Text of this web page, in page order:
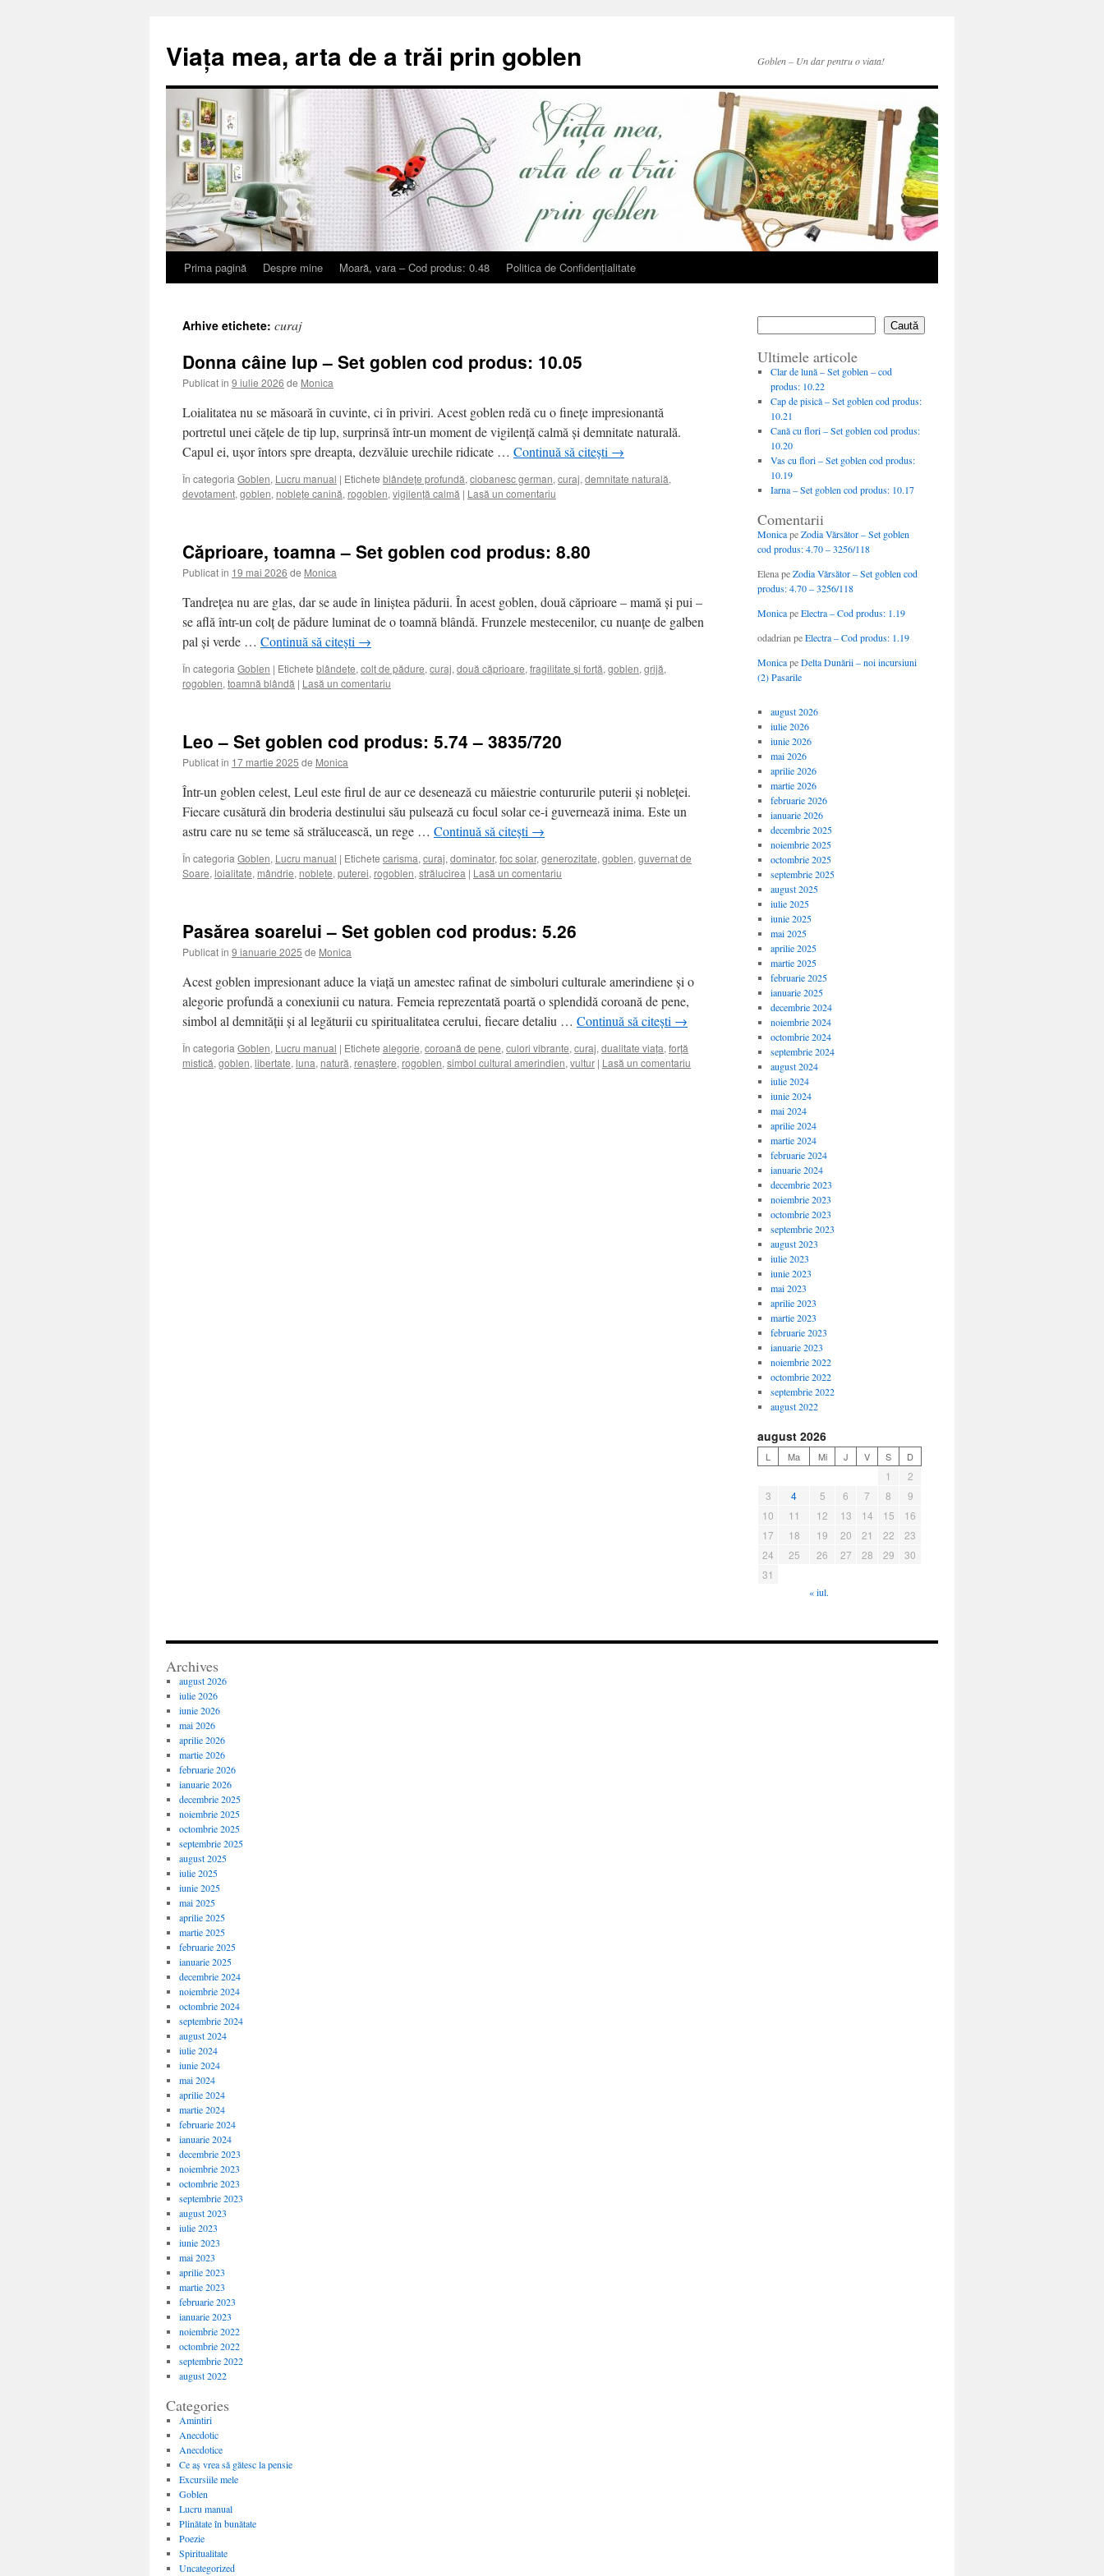
Viața mea, arta de a trăi prin goblen Goblen – Un dar pentru o viata!
Sari
conținut
Prima pagină Despre mine Moară, vara – Cod produs: 0.48 Politica de Confidențialitate
Arhive etichete: curaj
Donna câine lup – Set goblen cod produs: 10.05
Publicat în 9 iulie 2026 de Monica
Loialitatea nu se măsoară în cuvinte, ci în priviri. Acest goblen redă cu o finețe impresionantă
portretul unei cățele de tip lup, surprinsă într-un moment de vigilență calmă și demnitate naturală.
Capul ei, ușor întors spre dreapta, dezvăluie urechile ridicate … Continuă să citești →
În categoria Goblen, Lucru manual | Etichete blândețe profundă, ciobanesc german, curaj, demnitate naturală,
devotament, goblen, noblețe canină, rogoblen, vigilență calmă | Lasă un comentariu
Căprioare, toamna – Set goblen cod produs: 8.80
Publicat în 19 mai 2026 de Monica
Tandrețea nu are glas, dar se aude în liniștea pădurii. În acest goblen, două căprioare – mamă și pui –
se află într-un colț de pădure luminat de o toamnă blândă. Frunzele mestecenilor, cu nuanțe de galben
pal și verde … Continuă să citești →
În categoria Goblen | Etichete blândețe, colț de pădure, curaj, două căprioare, fragilitate și forță, goblen, grijă,
rogoblen, toamnă blândă | Lasă un comentariu
Leo – Set goblen cod produs: 5.74 – 3835/720
Publicat în 17 martie 2025 de Monica
Într-un goblen celest, Leul este firul de aur ce desenează cu măiestrie contururile puterii și nobleței.
Fiecare cusătură din broderia destinului său pulsează cu focul solar ce-i guvernează inima. Este un
astru care nu se teme să strălucească, un rege … Continuă să citești →
În categoria Goblen, Lucru manual | Etichete carisma, curaj, dominator, foc solar, generozitate, goblen, guvernat de
Soare, loialitate, mândrie, noblete, puterei, rogoblen, strălucirea | Lasă un comentariu
Pasărea soarelui – Set goblen cod produs: 5.26
Publicat în 9 ianuarie 2025 de Monica
Acest goblen impresionant aduce la viață un amestec rafinat de simboluri culturale amerindiene și o
alegorie profundă a conexiunii cu natura. Femeia reprezentată poartă o splendidă coroană de pene,
simbol al demnității și al legăturii cu spiritualitatea cerului, fiecare detaliu … Continuă să citești →
În categoria Goblen, Lucru manual | Etichete alegorie, coroană de pene, culori vibrante, curaj, dualitate viața, forță
mistică, goblen, libertate, luna, natură, renaștere, rogoblen, simbol cultural amerindien, vultur | Lasă un comentariu
Caută
Ultimele articole
Clar de lună – Set goblen – cod
produs: 10.22
Cap de pisică – Set goblen cod produs:
10.21
Cană cu flori – Set goblen cod produs:
10.20
Vas cu flori – Set goblen cod produs:
10.19
Iarna – Set goblen cod produs: 10.17
Comentarii
MonicapeZodia Vărsător – Set goblen
cod produs: 4.70 – 3256/118
ElenapeZodia Vărsător – Set goblen cod
produs: 4.70 – 3256/118
MonicapeElectra – Cod produs: 1.19
odadrian peElectra – Cod produs: 1.19
MonicapeDelta Dunării – noi incursiuni
(2) Pasarile
august 2026
iulie 2026
iunie 2026
mai 2026
aprilie 2026
martie 2026
februarie 2026
ianuarie 2026
decembrie 2025
noiembrie 2025
octombrie 2025
septembrie 2025
august 2025
iulie 2025
iunie 2025
mai 2025
aprilie 2025
martie 2025
februarie 2025
ianuarie 2025
decembrie 2024
noiembrie 2024
octombrie 2024
septembrie 2024
august 2024
iulie 2024
iunie 2024
mai 2024
aprilie 2024
martie 2024
februarie 2024
ianuarie 2024
decembrie 2023
noiembrie 2023
octombrie 2023
septembrie 2023
august 2023
iulie 2023
iunie 2023
mai 2023
aprilie 2023
martie 2023
februarie 2023
ianuarie 2023
noiembrie 2022
octombrie 2022
septembrie 2022
august 2022
august 2026
L Ma Mi J V S D
1
2
3
4 5 6 7 8
9
10
11 12 13 14 15
16
17
18 19 20 21 22
23
24
25 26 27 28 29
30
31
« iul.
Archives
august 2026
iulie 2026
iunie 2026
mai 2026
aprilie 2026
martie 2026
februarie 2026
ianuarie 2026
decembrie 2025
noiembrie 2025
octombrie 2025
septembrie 2025
august 2025
iulie 2025
iunie 2025
mai 2025
aprilie 2025
martie 2025
februarie 2025
ianuarie 2025
decembrie 2024
noiembrie 2024
octombrie 2024
septembrie 2024
august 2024
iulie 2024
iunie 2024
mai 2024
aprilie 2024
martie 2024
februarie 2024
ianuarie 2024
decembrie 2023
noiembrie 2023
octombrie 2023
septembrie 2023
august 2023
iulie 2023
iunie 2023
mai 2023
aprilie 2023
martie 2023
februarie 2023
ianuarie 2023
noiembrie 2022
octombrie 2022
septembrie 2022
august 2022
Categories
Amintiri
Anecdotic
Anecdotice
Ce aș vrea să gătesc la pensie
Excursiile mele
Goblen
Lucru manual
Plinătate în bunătate
Poezie
Spiritualitate
Uncategorized